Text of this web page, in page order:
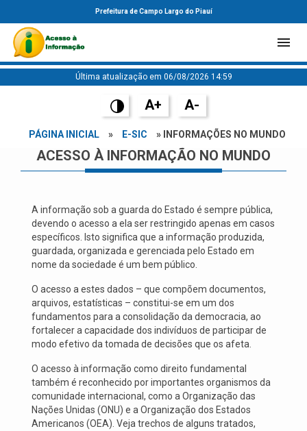
Prefeitura de Campo Largo do Piauí
Última atualização em 06/08/2026 14:59
A+ A-
PÁGINA INICIAL » E-SIC » INFORMAÇÕES NO MUNDO
ACESSO À INFORMAÇÃO NO MUNDO
A informação sob a guarda do Estado é sempre pública,
devendo o acesso a ela ser restringido apenas em casos
específicos. Isto significa que a informação produzida,
guardada, organizada e gerenciada pelo Estado em
nome da sociedade é um bem público.
O acesso a estes dados – que compõem documentos,
arquivos, estatísticas – constitui-se em um dos
fundamentos para a consolidação da democracia, ao
fortalecer a capacidade dos indivíduos de participar de
modo efetivo da tomada de decisões que os afeta.
O acesso à informação como direito fundamental
também é reconhecido por importantes organismos da
comunidade internacional, como a Organização das
Nações Unidas (ONU) e a Organização dos Estados
Americanos (OEA). Veja trechos de alguns tratados,